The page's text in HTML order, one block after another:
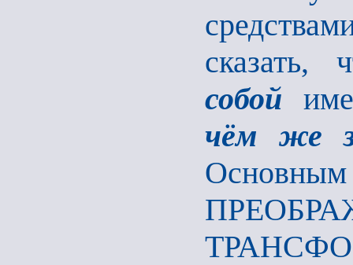
сказать,
собой
чём же
Основным